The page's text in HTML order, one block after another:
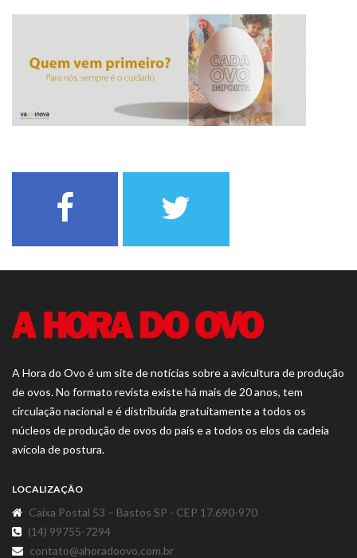
A Hora do Ovo é um site de notícias sobre a avicultura de produção
de ovos. No formato revista existe há mais de 20 anos, tem
circulação nacional e é distribuída gratuitamente a todos os
núcleos de produção de ovos do país e a todos os elos da cadeia
avícola de postura.
LOCALIZAÇÃO
Caixa Postal 53 – Bastos SP - CEP 17.690-970
(14) 99755-7294
contato@ahoradoovo.com.br